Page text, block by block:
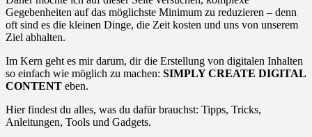
Gegebenheiten auf das möglichste Minimum zu reduzieren – denn
oft sind es die kleinen Dinge, die Zeit kosten und uns von unserem
Ziel abhalten.
Im Kern geht es mir darum, dir die Erstellung von digitalen Inhalten
so einfach wie möglich zu machen: SIMPLY CREATE DIGITAL
CONTENT eben.
Hier findest du alles, was du dafür brauchst: Tipps, Tricks,
Anleitungen, Tools und Gadgets.